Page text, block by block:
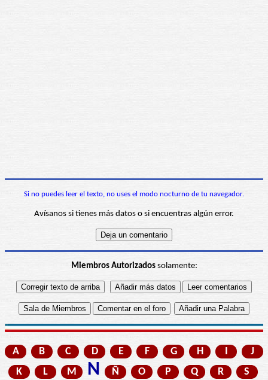
Si no puedes leer el texto, no uses el modo nocturno de tu navegador.
Avísanos si tienes más datos o si encuentras algún error.
Miembros Autorizadossolamente:
A B C D E F G H
J
K
L M N Ñ O P Q R
S